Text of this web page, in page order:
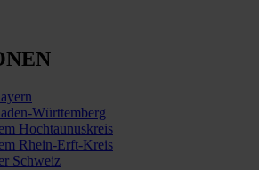
Württemberg
Hochtaunuskreis
Rhein-Erft-Kreis
Schweiz